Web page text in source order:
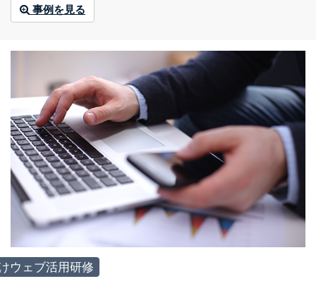
事例を見る
ウェブ活用研修